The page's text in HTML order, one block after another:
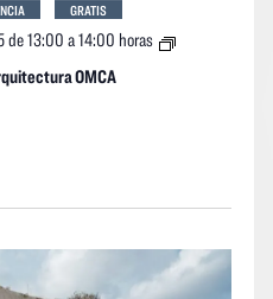
OMCA
de 13:00 a14:00 horas
Paseo
GRATIS